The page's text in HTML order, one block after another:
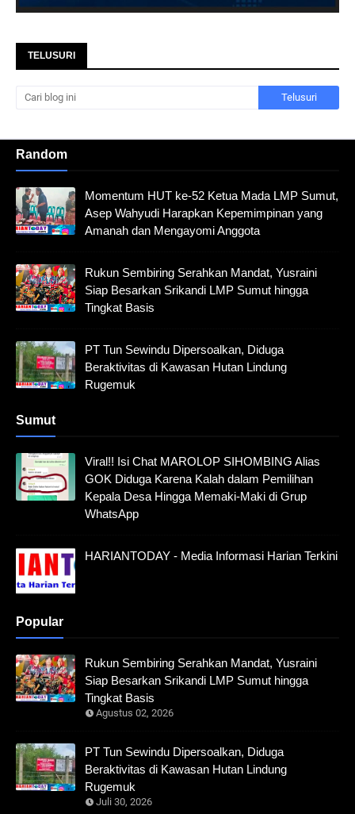
TELUSURI
Random
Momentum HUT ke-52 Ketua Mada LMP Sumut,
Asep Wahyudi Harapkan Kepemimpinan yang
Amanah dan Mengayomi Anggota
Rukun Sembiring Serahkan Mandat, Yusraini
Siap Besarkan Srikandi LMP Sumut hingga
Tingkat Basis
PT Tun Sewindu Dipersoalkan, Diduga
Beraktivitas di Kawasan Hutan Lindung
Rugemuk
Sumut
Viral!! Isi Chat MAROLOP SIHOMBING Alias
GOK Diduga Karena Kalah dalam Pemilihan
Kepala Desa Hingga Memaki-Maki di Grup
WhatsApp
HARIANTODAY - Media Informasi Harian Terkini
Popular
Rukun Sembiring Serahkan Mandat, Yusraini
Siap Besarkan Srikandi LMP Sumut hingga
Tingkat Basis
Agustus 02, 2026
PT Tun Sewindu Dipersoalkan, Diduga
Beraktivitas di Kawasan Hutan Lindung
Rugemuk
Juli 30, 2026